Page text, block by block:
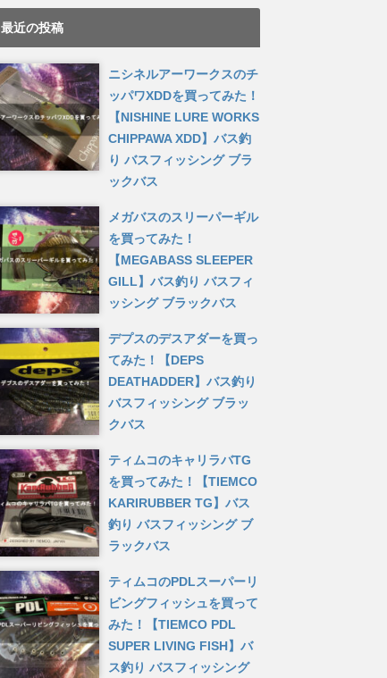
最近の投稿
ニシネルアーワークスのチ
ッパワXDDを買ってみた！
【NISHINE LURE WORKS
CHIPPAWA XDD】バス釣
り バスフィッシング ブラ
ックバス
メガバスのスリーパーギル
を買ってみた！
【MEGABASS SLEEPER
GILL】バス釣り バスフィ
ッシング ブラックバス
デプスのデスアダーを買っ
てみた！【DEPS
DEATHADDER】バス釣り
バスフィッシング ブラッ
クバス
ティムコのキャリラバTG
を買ってみた！【TIEMCO
KARIRUBBER TG】バス
釣り バスフィッシング ブ
ラックバス
ティムコのPDLスーパーリ
ビングフィッシュを買って
みた！【TIEMCO PDL
SUPER LIVING FISH】バ
ス釣り バスフィッシング